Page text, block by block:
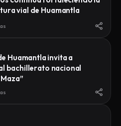
vial de Huamantla
Huamantla invita a
bachillerato nacional